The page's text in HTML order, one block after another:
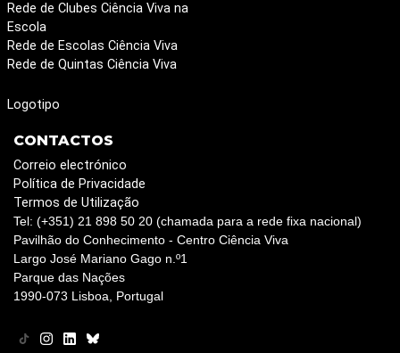
Rede de Clubes Ciência Viva na
Escola
Rede de Escolas Ciência Viva
Rede de Quintas Ciência Viva
Logotipo
CONTACTOS
Correio electrónico
Política de Privacidade
Termos de Utilização
Tel: (+351) 21 898 50 20 (chamada para a rede fixa nacional)
Pavilhão do Conhecimento - Centro Ciência Viva
Largo José Mariano Gago n.º1
Parque das Nações
1990-073 Lisboa, Portugal